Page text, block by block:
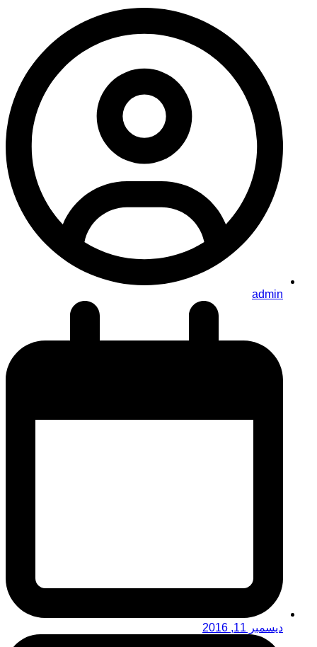
admin
ديسمبر 11, 2016